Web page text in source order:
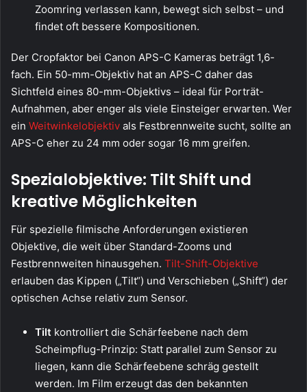
Zoomring verlassen kann, bewegt sich selbst – und
findet oft bessere Kompositionen.
Der Cropfaktor bei Canon APS-C Kameras beträgt 1,6-
fach. Ein 50-mm-Objektiv hat an APS-C daher das
Sichtfeld eines 80-mm-Objektivs – ideal für Porträt-
Aufnahmen, aber enger als viele Einsteiger erwarten. Wer
ein Weitwinkelobjektiv als Festbrennweite sucht, sollte an
APS-C eher zu 24 mm oder sogar 16 mm greifen.
Spezialobjektive: Tilt Shift und
kreative Möglichkeiten
Für spezielle filmische Anforderungen existieren
Objektive, die weit über Standard-Zooms und
Festbrennweiten hinausgehen. Tilt-Shift-Objektive
erlauben das Kippen („Tilt“) und Verschieben („Shift“) der
optischen Achse relativ zum Sensor.
Tilt kontrolliert die Schärfeebene nach dem
Scheimpflug-Prinzip: Statt parallel zum Sensor zu
liegen, kann die Schärfeebene schräg gestellt
werden. Im Film erzeugt das den bekannten